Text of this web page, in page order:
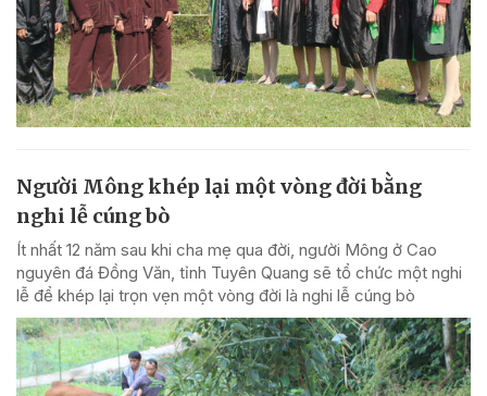
Người Mông khép lại một vòng đời bằng
nghi lễ cúng bò
Ít nhất 12 năm sau khi cha mẹ qua đời, người Mông ở Cao
nguyên đá Đồng Văn, tỉnh Tuyên Quang sẽ tổ chức một nghi
lễ để khép lại trọn vẹn một vòng đời là nghi lễ cúng bò